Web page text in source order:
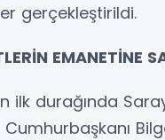
gerçekleştirildi.
EMANETİNE
ilk durağında